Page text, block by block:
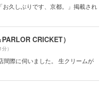
久しぶりです、京都。」掲載され
CRICKET）
）
間際に伺いました。 生クリームが